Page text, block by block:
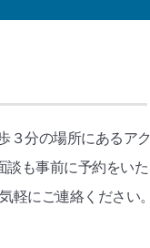
３分の場所にあるアク
談も事前に予約をいた
軽にご連絡ください。